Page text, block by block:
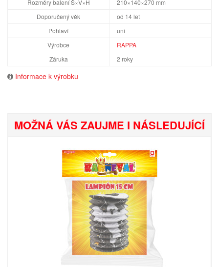
Rozměry balení Š×V×H
210×140×270 mm
Doporučený věk
od 14 let
Pohlaví
uni
Výrobce
RAPPA
Záruka
2 roky
Informace k výrobku
MOŽNÁ VÁS ZAUJME I NÁSLEDUJÍCÍ